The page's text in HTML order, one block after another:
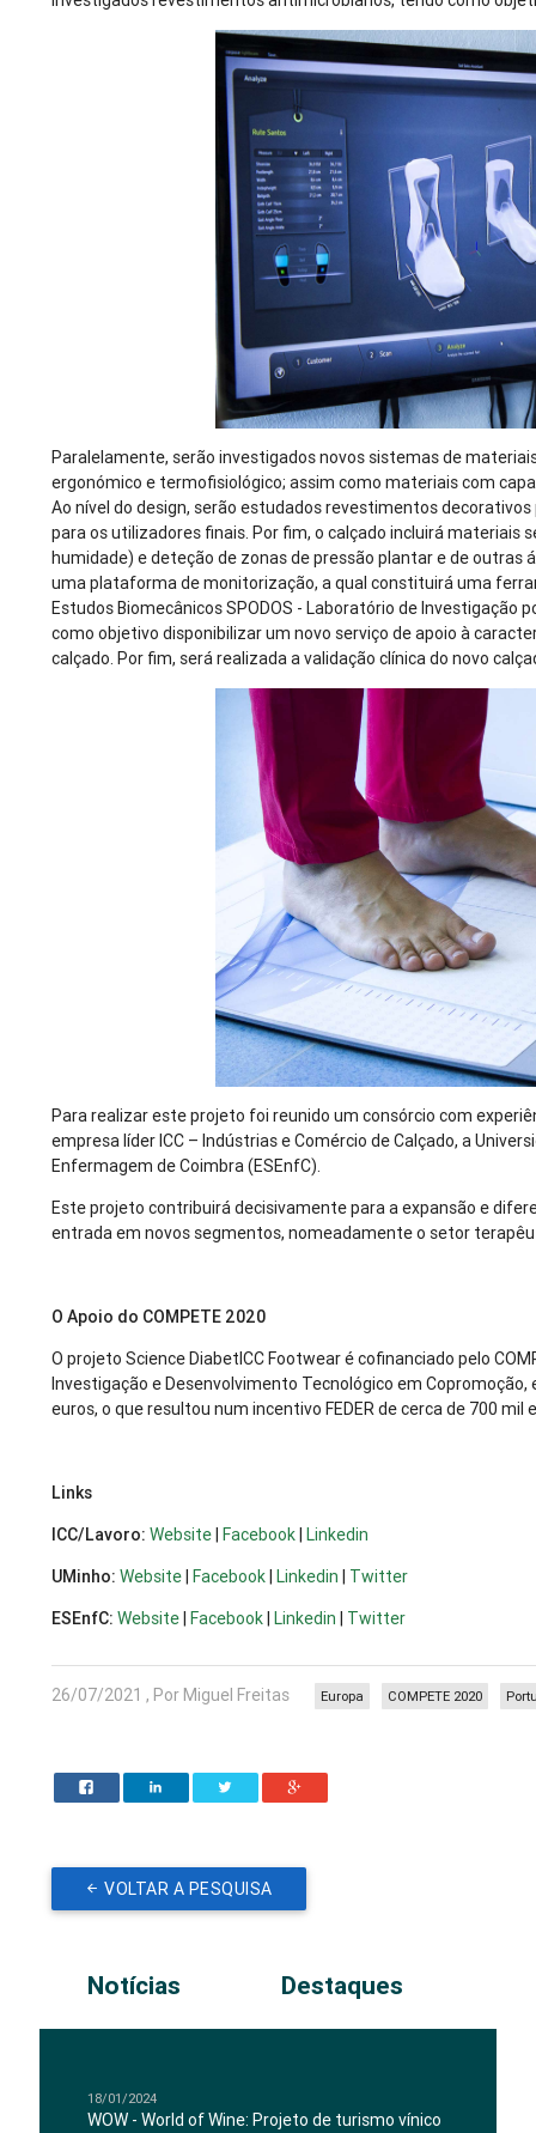
Paralelamente, serão investigados novos sistemas de
ergonómico e termofisiológico; assim como materiais com
Ao nível do design, serão estudados revestimentos
para os utilizadores finais. Por fim, o calçado incluirá
humidade) e deteção de zonas de pressão plantar e de outras
uma plataforma de monitorização, a qual constituirá uma
Estudos Biomecânicos SPODOS - Laboratório de Investigação
como objetivo disponibilizar um novo serviço de apoio à
calçado. Por fim, será realizada a validação clínica do novo
Para realizar este projeto foi reunido um consórcio com
empresa líder ICC – Indústrias e Comércio de Calçado, a
Enfermagem de Coimbra (ESEnfC).
Este projeto contribuirá decisivamente para a expansão e
entrada em novos segmentos, nomeadamente o setor
O Apoio do COMPETE 2020
O projeto Science DiabetICC Footwear é cofinanciado pelo
Investigação e Desenvolvimento Tecnológico em
euros, o que resultou num incentivo FEDER de cerca de 700 mil
Links
ICC/Lavoro:Website Facebook
Linkedin
UMinho:Website Facebook Linkedin
Twitter
ESEnfC:Website Facebook Linkedin Twitter
26/07/2021 , Por Miguel Freitas COMPETE 2020
Europa
VOLTAR A PESQUISA
Notícias Destaques
18/01/2024
WOW - World of Wine: Projeto de turismo vínico